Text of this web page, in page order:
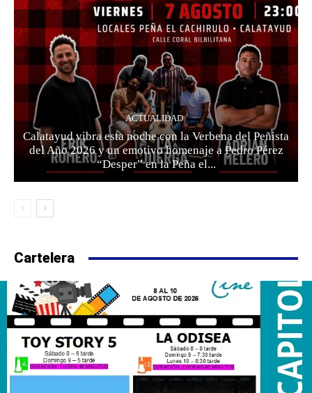
ACTUALIDAD
Calatayud vibra esta noche con la Verbena del Peñista
del Año 2026 y un emotivo homenaje a Pedro Pérez
“Desper” en la Peña el...
Cartelera